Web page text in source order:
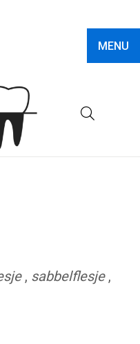
MENU
, sabbelflesje,